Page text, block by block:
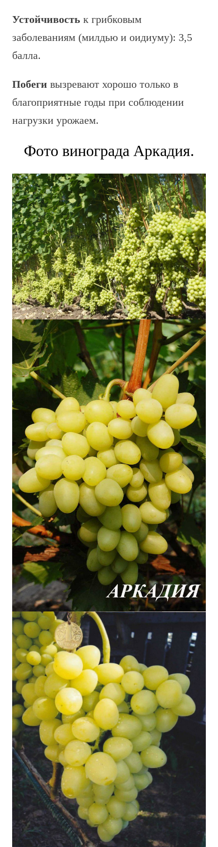
Устойчивость к грибковым
заболеваниям (милдью и оидиуму): 3,5
балла.
Побеги вызревают хорошо только в
благоприятные годы при соблюдении
нагрузки урожаем.
Фото винограда Аркадия.